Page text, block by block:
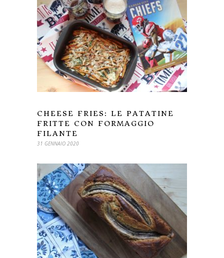
CHEESE FRIES: LE PATATINE
FRITTE CON FORMAGGIO
FILANTE
31 GENNAIO 2020